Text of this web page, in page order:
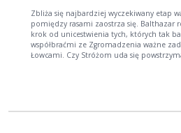
Zbliża się najbardziej wyczekiwany etap
pomiędzy rasami zaostrza się. Balthazar
krok od unicestwienia tych, których tak
współbraćmi ze Zgromadzenia ważne zadanie znów muszą ochronić
Łowcami. Czy Stróżom uda się powstrzymać Balthazara, czy też spełnienie jego